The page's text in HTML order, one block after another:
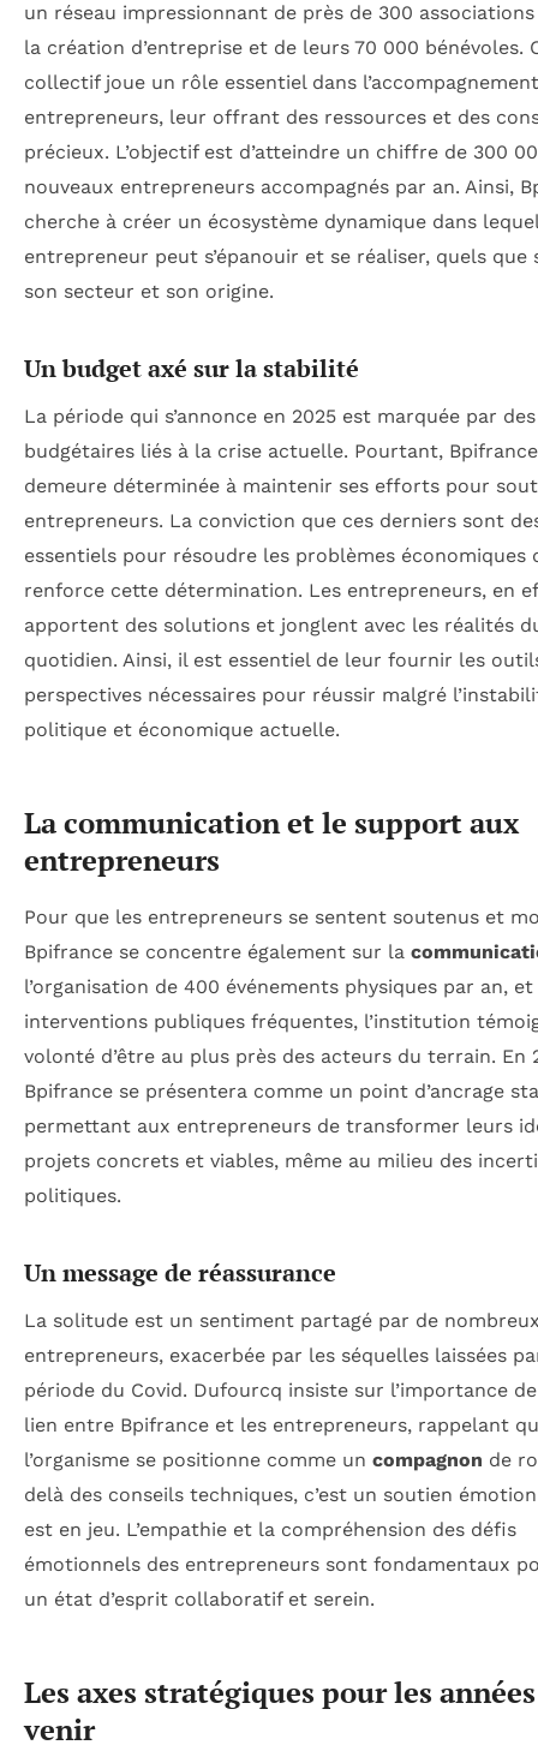
un réseau impressionnant de près de 300 associations
la création d’entreprise et de leurs 70 000 bénévoles.
collectif joue un rôle essentiel dans
entrepreneurs, leur offrant des ressources et des
précieux. L’objectif est d’atteindre un chiffre de 300
nouveaux entrepreneurs accompagnés par an. Ainsi,
cherche à créer un écosystème dynamique dans
entrepreneur peut s’épanouir et se réaliser, quels que
son secteur et son origine.
Un budget axé sur la stabilité
La période qui s’annonce en 2025 est marquée par
budgétaires liés à la crise actuelle. Pourtant, Bpifrance
demeure déterminée à maintenir ses efforts pour
entrepreneurs. La conviction que ces derniers sont
essentiels pour résoudre les problèmes économiques
renforce cette détermination. Les entrepreneurs, en
apportent des solutions et jonglent avec les réalités
quotidien. Ainsi, il est essentiel de leur fournir les
perspectives nécessaires pour réussir malgré
politique et économique actuelle.
La communication et le support aux
entrepreneurs
Pour que les entrepreneurs se sentent soutenus et
Bpifrance se concentre également sur la
l’organisation de 400 événements physiques par an, et
interventions publiques fréquentes, l’institution
volonté d’être au plus près des acteurs du terrain. En
Bpifrance se présentera comme un point d’ancrage
permettant aux entrepreneurs de transformer leurs
projets concrets et viables, même au milieu des
politiques.
Un message de réassurance
La solitude est un sentiment partagé par de
entrepreneurs, exacerbée par les séquelles laissées
période du Covid. Dufourcq insiste sur l’importance
lien entre Bpifrance et les entrepreneurs, rappelant
l’organisme se positionne comme un compagnon de
delà des conseils techniques, c’est un soutien
est en jeu. L’empathie et la compréhension des défis
émotionnels des entrepreneurs sont fondamentaux
un état d’esprit collaboratif et serein.
Les axes stratégiques pour les
venir